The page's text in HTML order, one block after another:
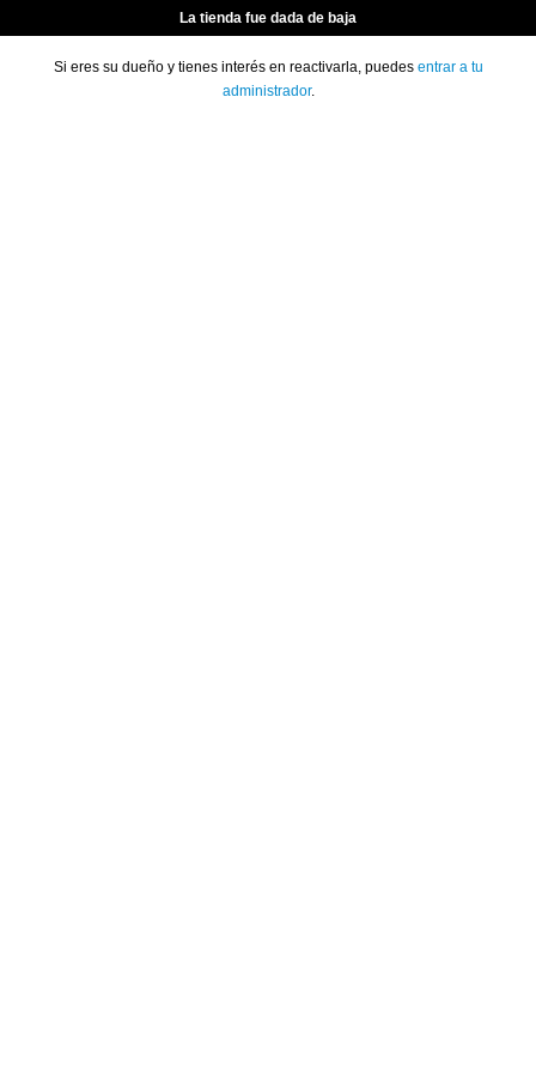
La tienda fue dada de baja
Si eres su dueño y tienes interés en reactivarla, puedes entrar a tu
administrador.